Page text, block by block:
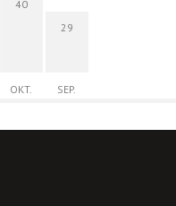
40
OKT.
29
SEP.